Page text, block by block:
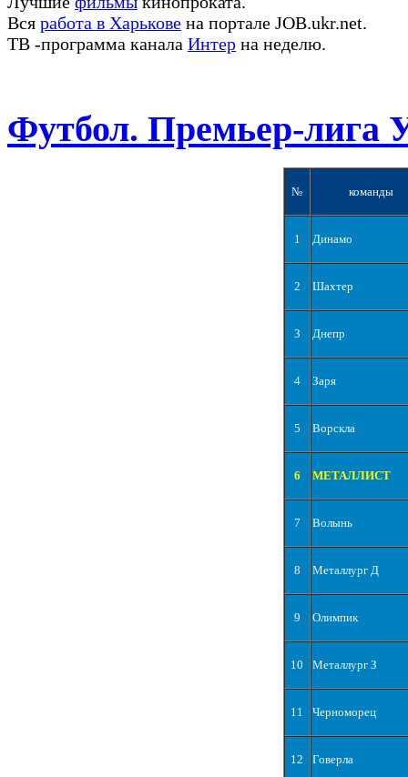
Вся работа в Харькове на портале JOB.ukr.net.
ТВ -программа канала Интер на неделю.
Футбол. Премьер-лига
№ команды
1 Динамо
2 Шахтер
3 Днепр
4 Заря
5 Ворскла
6 МЕТАЛЛИСТ
7 Волынь
8 Металлург Д
9 Олимпик
10 Металлург З
11 Черноморец
12 Говерла